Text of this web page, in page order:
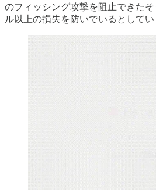
のフィッシング攻撃を阻止できた
ル以上の損失を防いでいるとしてい